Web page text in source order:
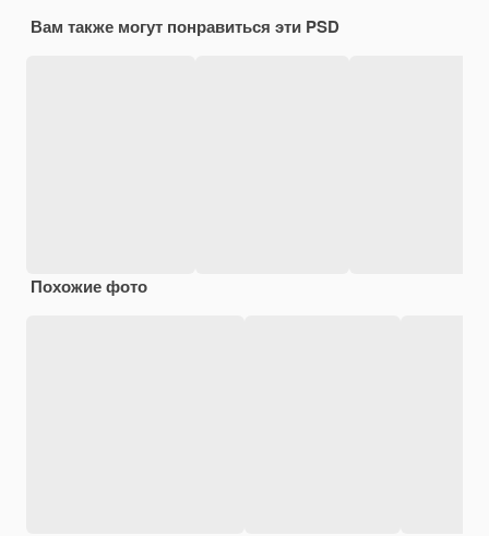
Вам также могут понравиться эти PSD
Похожие фото